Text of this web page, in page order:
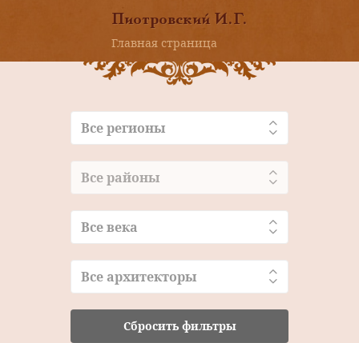
Пиотровский И.Г.
Главная страница
Все регионы
Все районы
Все века
Все архитекторы
Сбросить фильтры